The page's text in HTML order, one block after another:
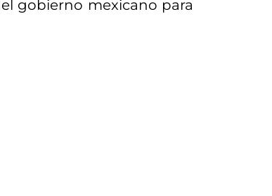
gobierno mexicano para